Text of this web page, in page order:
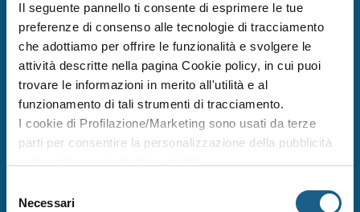
Il seguente pannello ti consente di esprimere le tue
preferenze di consenso alle tecnologie di tracciamento
che adottiamo per offrire le funzionalità e svolgere le
attività descritte nella pagina Cookie policy, in cui puoi
trovare le informazioni in merito all'utilità e al
funzionamento di tali strumenti di tracciamento.
I cookie di Profilazione/Marketing sono usati da terze
parti per consentire la personalizzazione della pubblicità
qualsiasi momento. Consulta anche la nostra Privacy
delNecessari
FORM.ART SOC. CONS. A R.L. è un sistema formativo certificato secondo le
norme UNI EN ISO 9001:2015 (Certificato 9175FRMR) e ente accreditato
presso la Regione Emilia Romagna per la Formazione Professionale
FORMart via Ronco, 3 40013 Castel Maggiore Bologna p.iva 04260000379
Capitale Sociale 273.360,00 € interamente versato
tel. 051 7094811
fax 051 705767
Informativa Privacy
Credits
Whistleblowing